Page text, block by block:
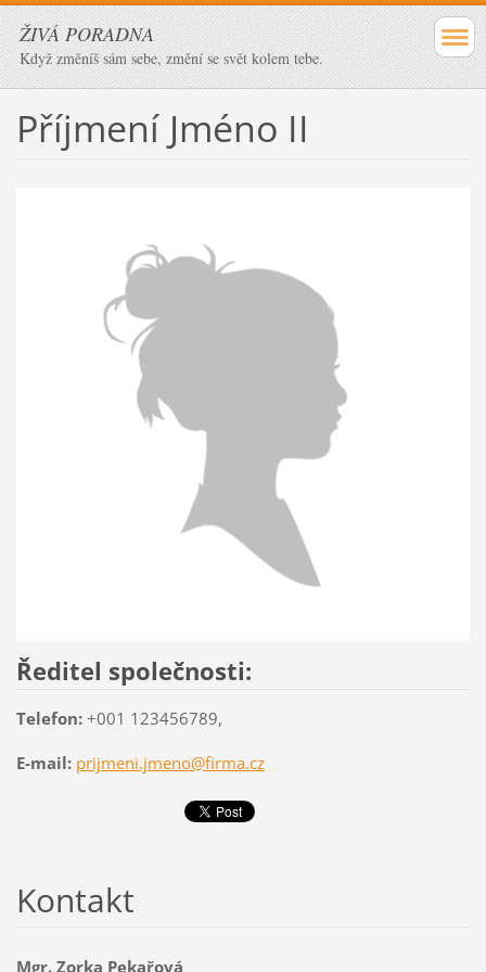
ŽIVÁ PORADNA
Když změníš sám sebe, změní se svět kolem tebe.
Příjmení Jméno II
Ředitel společnosti:
Telefon:+001 123456789,
E-mail: prijmeni.jmeno@firma.cz
Kontakt
Mgr. Zorka Pekařová